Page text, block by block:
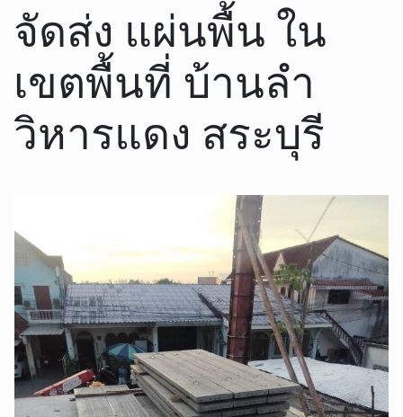
จัดส่ง แผ่นพื้น ใน
เขตพื้นที่ บ้านลำ
วิหารแดง สระบุรี